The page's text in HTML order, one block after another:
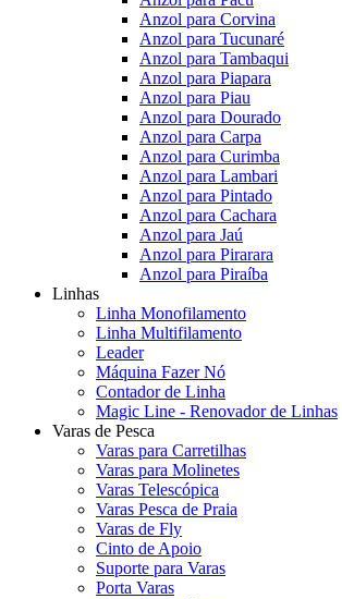
Anzol para Corvina
Anzol para Tucunaré
Anzol para Tambaqui
Anzol para Piapara
Anzol para Piau
Anzol para Dourado
Anzol para Carpa
Anzol para Curimba
Anzol para Lambari
Anzol para Pintado
Anzol para Cachara
Anzol para Jaú
Anzol para Pirarara
Anzol para Piraíba
Linhas
Linha Monofilamento
Linha Multifilamento
Leader
Máquina Fazer Nó
Contador de Linha
Magic Line - Renovador de Linhas
Varas de Pesca
Varas para Carretilhas
Varas para Molinetes
Varas Telescópica
Varas Pesca de Praia
Varas de Fly
Cinto de Apoio
Suporte para Varas
Porta Varas